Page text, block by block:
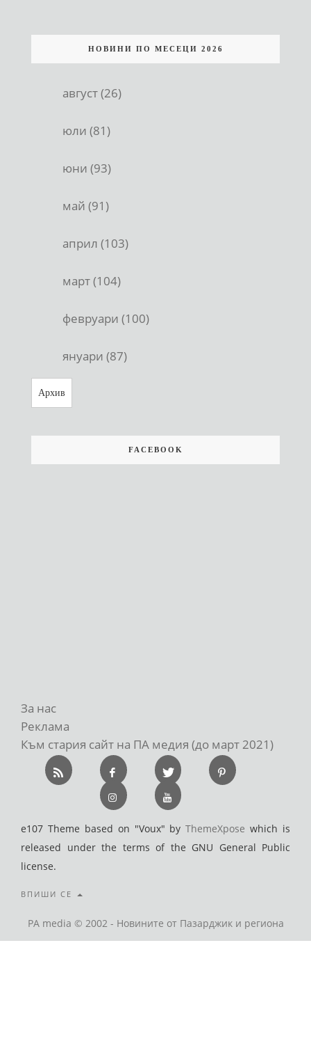
НОВИНИ ПО МЕСЕЦИ 2026
август (26)
юли (81)
юни (93)
май (91)
април (103)
март (104)
февруари (100)
януари (87)
Архив
FACEBOOK
За нас
Реклама
Към стария сайт на ПА медия (до март 2021)
e107 Theme based on "Voux" byThemeXpose which is
released under the terms of the GNU General Public
license.
ВПИШИ СЕ
PA media © 2002 - Новините от Пазарджик и региона